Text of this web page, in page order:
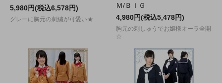
5,980円(税込6,578円)
グレーに胸元の刺繍が可愛い★
Ｍ/ＢＩＧ
4,980円(税込5,478円)
胸元の刺しゅうでお嬢様オーラ全開
☆